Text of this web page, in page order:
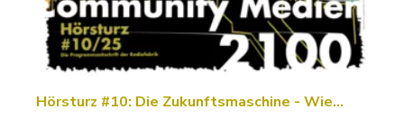
Hörsturz #10: Die Zukunftsmaschine - Wie…